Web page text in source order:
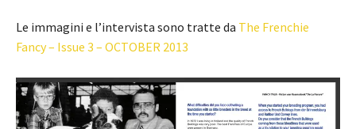
Le immagini e l’intervista sono tratte da The Frenchie
Fancy – Issue 3 – OCTOBER 2013